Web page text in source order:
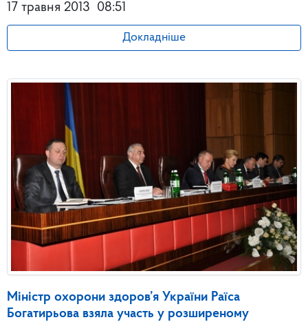
17 травня 2013 08:51
Докладніше
Міністр охорони здоров’я України Раїса
Богатирьова взяла участь у розширеному